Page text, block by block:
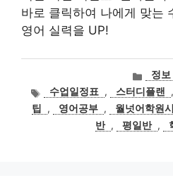
바로 클릭하여 나에게 맞는
영어 실력을 UP!
카
테
고
리
정보
태수업일정표 , 스터디플랜 ,
팁
, 영어공부 , 월넛어학원
반 , 평일반 ,